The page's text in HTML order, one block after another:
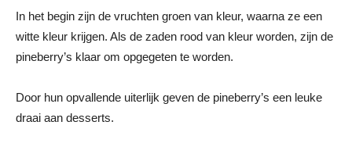
In het begin zijn de vruchten groen van kleur, waarna ze een
witte kleur krijgen. Als de zaden rood van kleur worden, zijn de
pineberry’s klaar om opgegeten te worden.
Door hun opvallende uiterlijk geven de pineberry’s een leuke
draai aan desserts.